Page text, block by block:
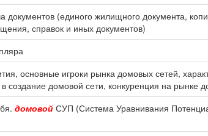
(единого жилищного документа,
справок и иных документов)
основные игроки рынка домовых сетей,
создание домовой сети, конкуренция на рынке
домовой СУП (Система Уравнивания